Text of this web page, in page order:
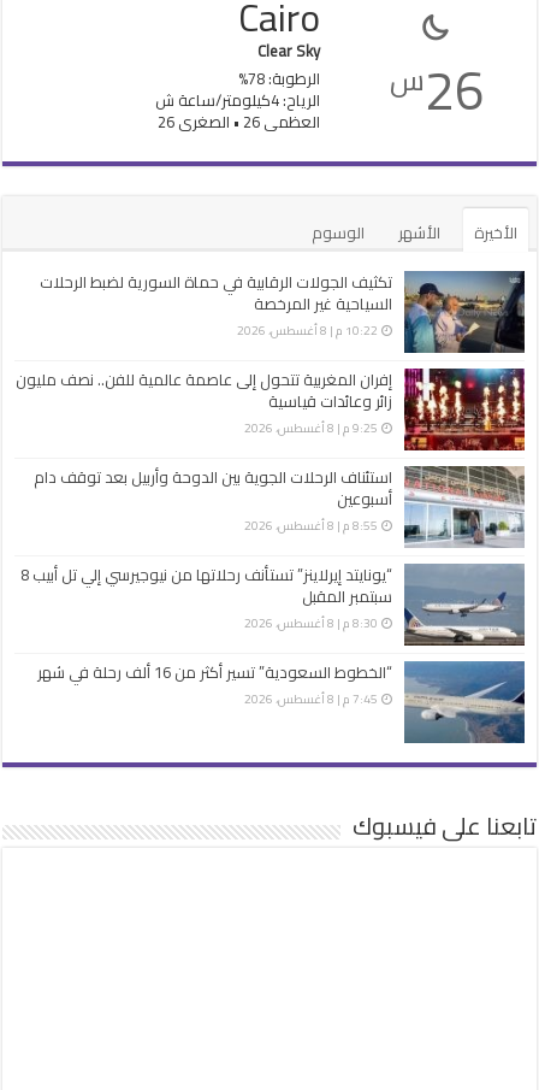
26س
Cairo
Clear Sky
الرطوبة: 78%
الرياح: 4كيلومتر/ساعة ش
العظمى 26 • الصغرى 26
الأخيرة الأشهر
الوسوم
تكثيف الجولات الرقابية في حماة السورية لضبط الرحلات
السياحية غير ‏المرخصة
10:22 م | 8 أغسطس، 2026
إفران المغربية تتحول إلى عاصمة عالمية للفن.. نصف مليون
زائر وعائدات قياسية
9:25 م | 8 أغسطس، 2026
استئناف الرحلات الجوية بين الدوحة وأربيل بعد توقف دام
أسبوعين
8:55 م | 8 أغسطس، 2026
“يونايتد إيرلاينز” تستأنف رحلاتها من نيوجيرسي إلي تل أبيب 8
سبتمبر المقبل
8:30 م | 8 أغسطس، 2026
“الخطوط السعودية” تسير أكثر من 16 ألف رحلة في شهر
7:45 م | 8 أغسطس، 2026
تابعنا على فيسبوك